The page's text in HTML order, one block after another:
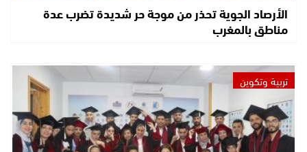
الأرصاد الجوية تحذر من موجة حر شديدة تضرب عدة
مناطق بالمغرب
تربية وتكوين